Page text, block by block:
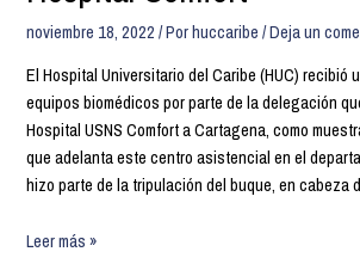
noviembre 18, 2022 / Porhuccaribe /Deja un
El Hospital Universitario del Caribe (HUC) recibió
equipos biomédicos por parte de la delegación
Hospital USNS Comfort a Cartagena, como
que adelanta este centro asistencial en el
hizo parte de la tripulación del buque, en cabeza
Leer más »